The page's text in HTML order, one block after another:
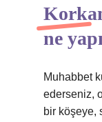
ne
Muhabbet
ederseniz,
bir köşeye,